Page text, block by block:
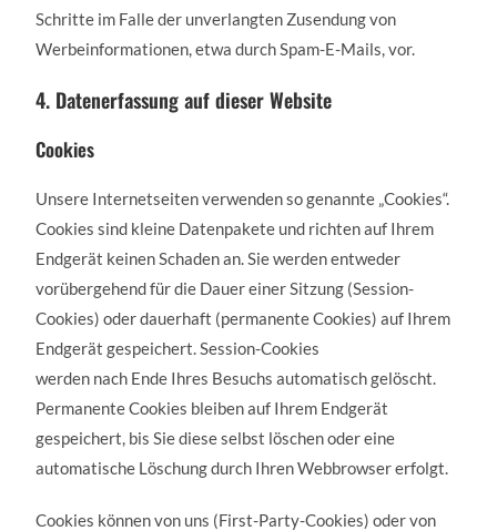
Schritte im Falle der unverlangten Zusendung von
Werbeinformationen, etwa durch Spam-E-Mails, vor.
4. Datenerfassung auf dieser Website
Cookies
Unsere Internetseiten verwenden so genannte „Cookies“.
Cookies sind kleine Datenpakete und richten auf Ihrem
Endgerät keinen Schaden an. Sie werden entweder
vorübergehend für die Dauer einer Sitzung (Session-
Cookies) oder dauerhaft (permanente Cookies) auf Ihrem
Endgerät gespeichert. Session-Cookies
werden nach Ende Ihres Besuchs automatisch gelöscht.
Permanente Cookies bleiben auf Ihrem Endgerät
gespeichert, bis Sie diese selbst löschen oder eine
automatische Löschung durch Ihren Webbrowser erfolgt.
Cookies können von uns (First-Party-Cookies) oder von